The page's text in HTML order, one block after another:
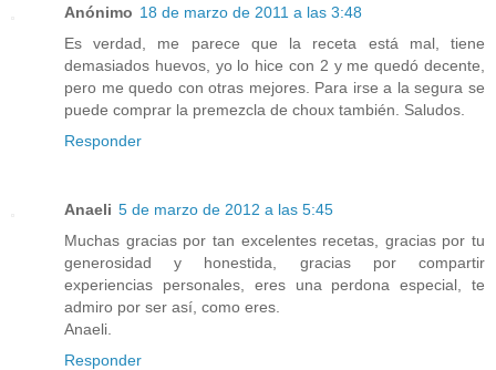
Anónimo 18 de marzo de 2011 a las 3:48
Es verdad, me parece que la receta está mal, tiene
demasiados huevos, yo lo hice con 2 y me quedó decente,
pero me quedo con otras mejores. Para irse a la segura se
puede comprar la premezcla de choux también. Saludos.
Responder
Anaeli 5 de marzo de 2012 a las 5:45
Muchas gracias por tan excelentes recetas, gracias por tu
generosidad y honestida, gracias por compartir
experiencias personales, eres una perdona especial, te
admiro por ser así, como eres.
Anaeli.
Responder